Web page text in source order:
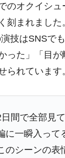
のオクイシュ
刻まれました
演技はSNSで
った」「目
られています
間で全部見
に一瞬入って
のシーンの表